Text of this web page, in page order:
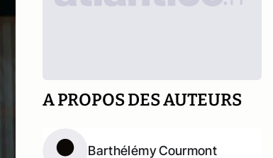
A PROPOS DES AUTEURS
Barthélémy Courmont